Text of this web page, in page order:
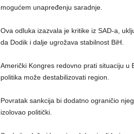
mogućem unapređenju saradnje.
Ova odluka izazvala je kritike iz SAD-a,
da Dodik i dalje ugrožava stabilnost BiH.
Američki Kongres redovno prati situaciju u
politika može destabilizovati region.
Povratak sankcija bi dodatno ograničio
izolovao politički.